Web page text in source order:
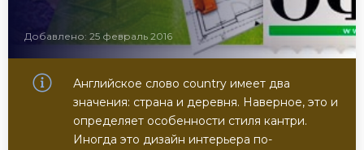
Добавлено: 25 февраль 2016
Английское слово country имеет два
значения: страна и деревня. Наверное, это и
определяет особенности стиля кантри.
Иногда это дизайн интерьера по-